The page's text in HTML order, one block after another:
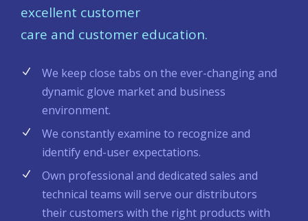
excellent customer
care and customer education.
We keep close tabs on the ever-changing and
dynamic glove market and business
environment.
We constantly examine to recognize and
identify end-user expectations.
Own professional and dedicated sales and
technical teams will serve our distributors
their customers with the right products with